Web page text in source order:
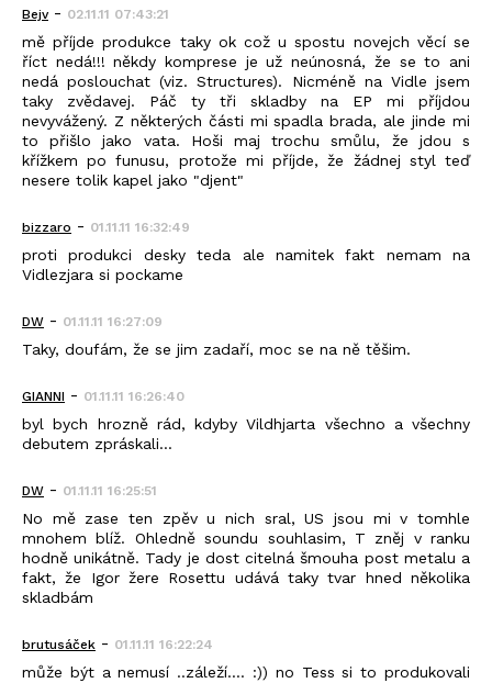
Bejv- 02.11.11 07:43:21
mě příjde produkce taky ok což u spostu novejch věcí se
říct nedá!!! někdy komprese je už neúnosná, že se to ani
nedá poslouchat (viz. Structures). Nicméně na Vidle jsem
taky zvědavej. Páč ty tři skladby na EP mi příjdou
nevyvážený. Z některých části mi spadla brada, ale jinde mi
to přišlo jako vata. Hoši maj trochu smůlu, že jdou s
křížkem po funusu, protože mi příjde, že žádnej styl teď
nesere tolik kapel jako "djent"
bizzaro - 01.11.11 16:32:49
proti produkci desky teda ale namitek fakt nemam na
Vidlezjara si pockame
DW - 01.11.11 16:27:09
Taky, doufám, že se jim zadaří, moc se na ně těšim.
GIANNI - 01.11.11 16:26:40
byl bych hrozně rád, kdyby Vildhjarta všechno a všechny
debutem zpráskali...
DW - 01.11.11 16:25:51
No mě zase ten zpěv u nich sral, US jsou mi v tomhle
mnohem blíž. Ohledně soundu souhlasim, T zněj v ranku
hodně unikátně. Tady je dost citelná šmouha post metalu a
fakt, že Igor žere Rosettu udává taky tvar hned několika
skladbám
brutusáček - 01.11.11 16:22:24
může být a nemusí ..záleží.... :)) no Tess si to produkovali